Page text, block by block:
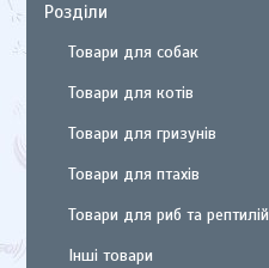
Розділи
Товари для собак
Товари для котів
Товари для гризунів
Товари для птахів
Товари для риб та рептилій
Інші товари